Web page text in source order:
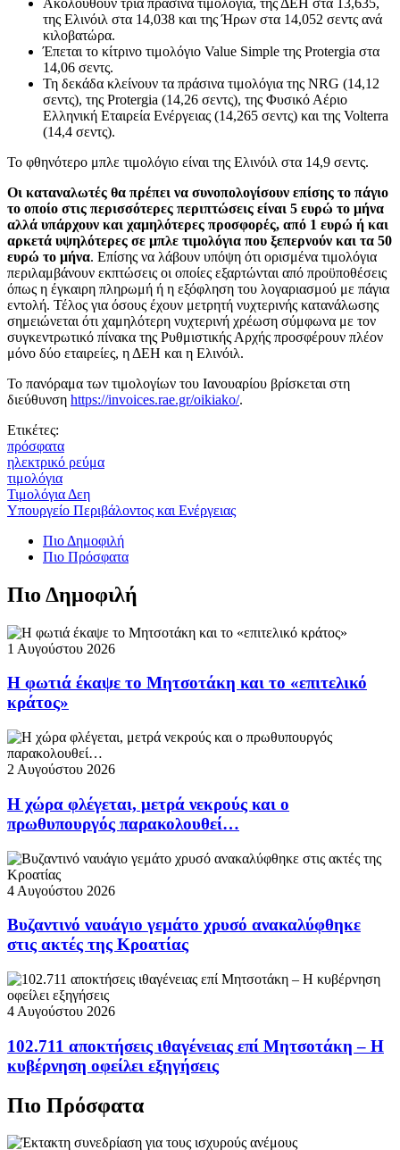
της Ελινόιλ στα 14,038 και της Ήρων στα 14,052 σεντς ανά
κιλοβατώρα.
Έπεται το κίτρινο τιμολόγιο Value Simple της Protergia στα
14,06 σεντς.
Τη δεκάδα κλείνουν τα πράσινα τιμολόγια της NRG (14,12
σεντς), της Protergia (14,26 σεντς), της Φυσικό Αέριο
Ελληνική Εταιρεία Ενέργειας (14,265 σεντς) και της Volterra
(14,4 σεντς).
Το φθηνότερο μπλε τιμολόγιο είναι της Ελινόιλ στα 14,9 σεντς.
Οι καταναλωτές θα πρέπει να συνοπολογίσουν επίσης το πάγιο
το οποίο στις περισσότερες περιπτώσεις είναι 5 ευρώ το μήνα
αλλά υπάρχουν και χαμηλότερες προσφορές, από 1 ευρώ ή και
αρκετά υψηλότερες σε μπλε τιμολόγια που ξεπερνούν και τα 50
ευρώ το μήνα. Επίσης να λάβουν υπόψη ότι ορισμένα τιμολόγια
περιλαμβάνουν εκπτώσεις οι οποίες εξαρτώνται από προϋποθέσεις
όπως η έγκαιρη πληρωμή ή η εξόφληση του λογαριασμού με πάγια
εντολή. Τέλος για όσους έχουν μετρητή νυχτερινής κατανάλωσης
σημειώνεται ότι χαμηλότερη νυχτερινή χρέωση σύμφωνα με τον
συγκεντρωτικό πίνακα της Ρυθμιστικής Αρχής προσφέρουν πλέον
μόνο δύο εταιρείες, η ΔΕΗ και η Ελινόιλ.
Το πανόραμα των τιμολογίων του Ιανουαρίου βρίσκεται στη
διεύθυνση https://invoices.rae.gr/oikiako/.
Ετικέτες:
πρόσφατα
ηλεκτρικό ρεύμα
τιμολόγια
Τιμολόγια Δεη
Υπουργείο Περιβάλοντος και Ενέργειας
Πιο Δημοφιλή
Πιο Πρόσφατα
Πιο Δημοφιλή
1 Αυγούστου 2026
Η φωτιά έκαψε το Μητσοτάκη και το «επιτελικό
κράτος»
2 Αυγούστου 2026
Η χώρα φλέγεται, μετρά νεκρούς και ο
πρωθυπουργός παρακολουθεί…
4 Αυγούστου 2026
Βυζαντινό ναυάγιο γεμάτο χρυσό ανακαλύφθηκε
στις ακτές της Κροατίας
4 Αυγούστου 2026
102.711 αποκτήσεις ιθαγένειας επί Μητσοτάκη – Η
κυβέρνηση οφείλει εξηγήσεις
Πιο Πρόσφατα